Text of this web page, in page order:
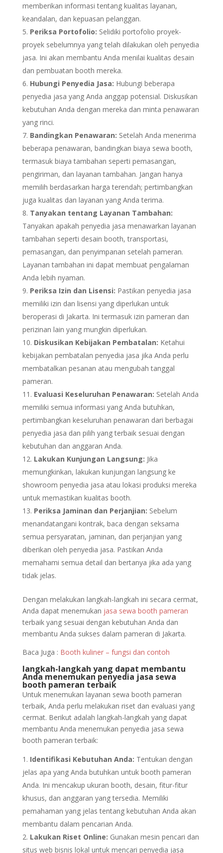
memberikan informasi tentang kualitas layanan,
keandalan, dan kepuasan pelanggan.
Periksa Portofolio: Selidiki portofolio proyek-
proyek sebelumnya yang telah dilakukan oleh penyedia
jasa. Ini akan membantu Anda menilai kualitas desain
dan pembuatan booth mereka.
Hubungi Penyedia Jasa: Hubungi beberapa
penyedia jasa yang Anda anggap potensial. Diskusikan
kebutuhan Anda dengan mereka dan minta penawaran
yang rinci.
Bandingkan Penawaran: Setelah Anda menerima
beberapa penawaran, bandingkan biaya sewa booth,
termasuk biaya tambahan seperti pemasangan,
pengiriman, dan layanan tambahan. Jangan hanya
memilih berdasarkan harga terendah; pertimbangkan
juga kualitas dan layanan yang Anda terima.
Tanyakan tentang Layanan Tambahan:
Tanyakan apakah penyedia jasa menawarkan layanan
tambahan seperti desain booth, transportasi,
pemasangan, dan penyimpanan setelah pameran.
Layanan tambahan ini dapat membuat pengalaman
Anda lebih nyaman.
Periksa Izin dan Lisensi: Pastikan penyedia jasa
memiliki izin dan lisensi yang diperlukan untuk
beroperasi di Jakarta. Ini termasuk izin pameran dan
perizinan lain yang mungkin diperlukan.
Diskusikan Kebijakan Pembatalan: Ketahui
kebijakan pembatalan penyedia jasa jika Anda perlu
membatalkan pesanan atau mengubah tanggal
pameran.
Evaluasi Keseluruhan Penawaran: Setelah Anda
memiliki semua informasi yang Anda butuhkan,
pertimbangkan keseluruhan penawaran dari berbagai
penyedia jasa dan pilih yang terbaik sesuai dengan
kebutuhan dan anggaran Anda.
Lakukan Kunjungan Langsung: Jika
memungkinkan, lakukan kunjungan langsung ke
showroom penyedia jasa atau lokasi produksi mereka
untuk memastikan kualitas booth.
Periksa Jaminan dan Perjanjian: Sebelum
menandatangani kontrak, baca dengan seksama
semua persyaratan, jaminan, dan perjanjian yang
diberikan oleh penyedia jasa. Pastikan Anda
memahami semua detail dan bertanya jika ada yang
tidak jelas.
Dengan melakukan langkah-langkah ini secara cermat,
Anda dapat menemukan jasa sewa booth pameran
terbaik yang sesuai dengan kebutuhan Anda dan
membantu Anda sukses dalam pameran di Jakarta.
Baca Juga : Booth kuliner – fungsi dan contoh
langkah-langkah yang dapat membantu
Anda menemukan penyedia jasa sewa
booth pameran terbaik
Untuk menemukan layanan sewa booth pameran
terbaik, Anda perlu melakukan riset dan evaluasi yang
cermat. Berikut adalah langkah-langkah yang dapat
membantu Anda menemukan penyedia jasa sewa
booth pameran terbaik:
Identifikasi Kebutuhan Anda: Tentukan dengan
jelas apa yang Anda butuhkan untuk booth pameran
Anda. Ini mencakup ukuran booth, desain, fitur-fitur
khusus, dan anggaran yang tersedia. Memiliki
pemahaman yang jelas tentang kebutuhan Anda akan
membantu dalam pencarian Anda.
Lakukan Riset Online: Gunakan mesin pencari dan
situs web bisnis lokal untuk mencari penyedia jasa